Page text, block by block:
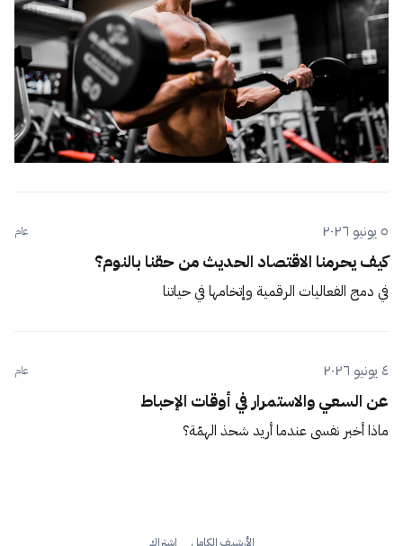
٥ يونيو ٢٠٢٦ عام
كيف يحرمنا الاقتصاد الحديث من حقنا بالنوم؟
في دمج الفعاليات الرقمية وإتخامها في حياتنا
٤ يونيو ٢٠٢٦ عام
عن السعي والاستمرار في أوقات الإحباط
ماذا أخبر نفسي عندما أريد شحذ الهمّة؟
الأرشيف الكامل اشتراك